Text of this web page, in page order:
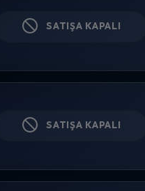
SATIŞA KAPALI
SATIŞA KAPALI